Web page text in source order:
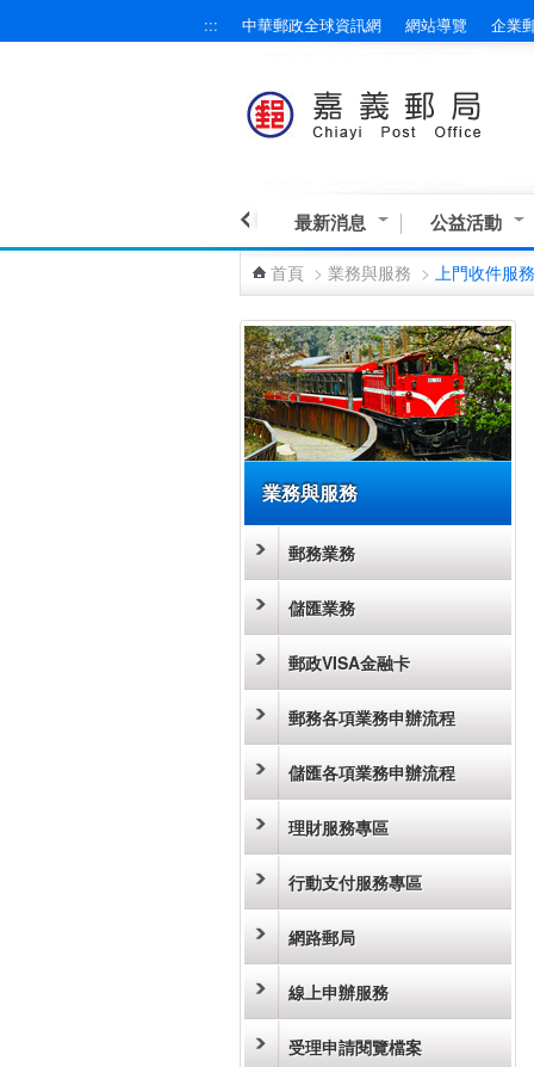
::: 中華郵政全球資訊網 網站導覽 企業
最新消息 公益活動
首頁 > 業務與服務 > 上門收件服務
業務與服務
郵務業務
儲匯業務
郵政VISA金融卡
郵務各項業務申辦流程
儲匯各項業務申辦流程
理財服務專區
行動支付服務專區
網路郵局
線上申辦服務
受理申請閱覽檔案